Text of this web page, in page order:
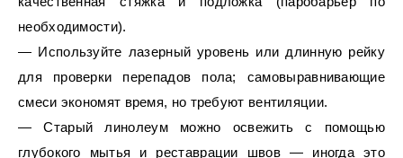
необходимости).
— Используйте лазерный уровень или длинную рейку
для проверки перепадов пола; самовыравнивающие
смеси экономят время, но требуют вентиляции.
— Старый линолеум можно освежить с помощью
глубокого мытья и реставрации швов — иногда это